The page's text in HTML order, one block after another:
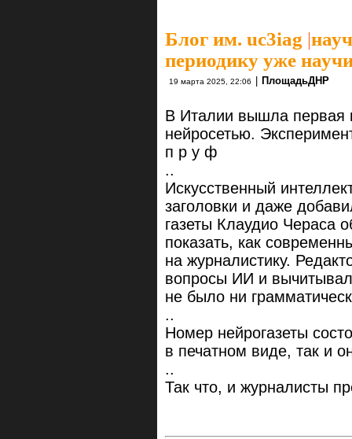
Блог им. uc3iag |
периодику уже
19 марта 2025, 22:06 | ПлощадьДНР
В Италии вышла первая
нейросетью.
п р у ф
..
Искусственный
заголовки и даже
газеты Клаудио Чераса
показать, как
на журналистику.
вопросы ИИ и
не было ни
..
Номер нейрогазеты
в печатном виде, так и
..
Так что, и журналисты